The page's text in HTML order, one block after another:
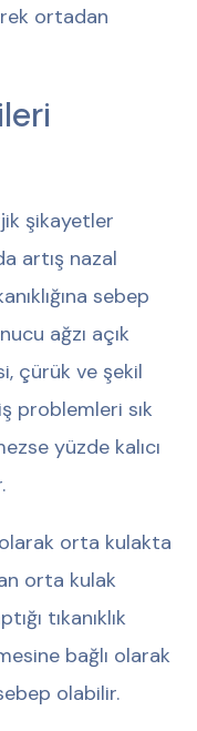
ortadan
şikayetler
artış nazal
sebep
ağzı açık
çürük ve şekil
problemleri sık
yüzde kalıcı
olarak orta kulakta
orta kulak
tıkanıklık
bağlı olarak
olabilir.